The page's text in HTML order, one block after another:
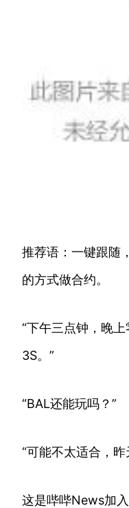
推荐语：一键跟随
的方式做合约。
“下午三点钟，晚
3S。”
“BAL还能玩吗？”
“可能不太适合，
这是哔哔News加